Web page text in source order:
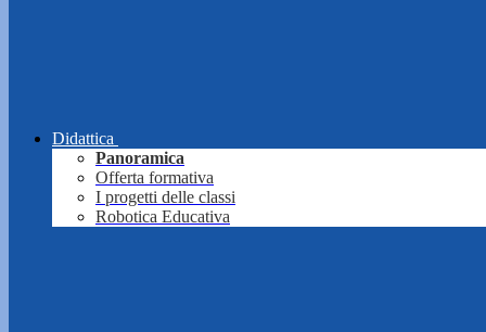
Didattica
Panoramica
Offerta formativa
I progetti delle classi
Robotica Educativa